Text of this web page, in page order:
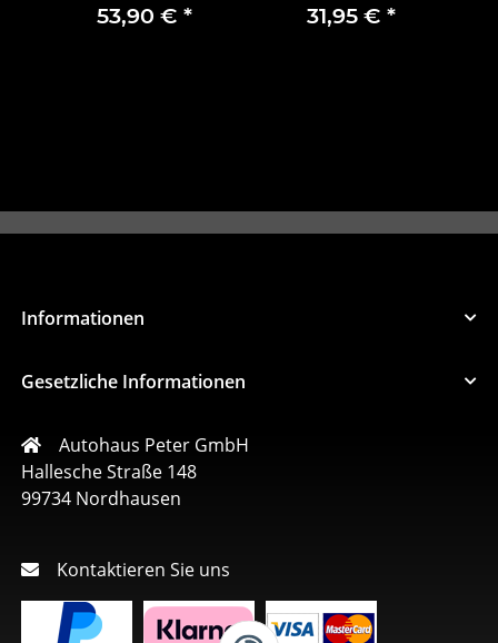
53,90 € * 31,95 € *
Informationen
Gesetzliche Informationen
Autohaus Peter GmbH
Hallesche Straße 148
99734 Nordhausen
Kontaktieren Sie uns